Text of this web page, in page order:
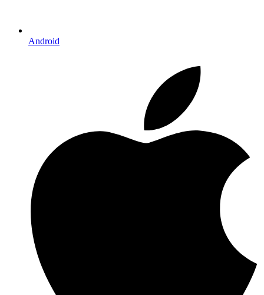
Android